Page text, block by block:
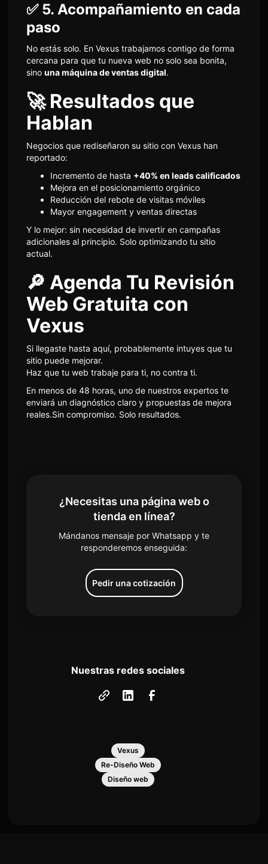
✅ 5. Acompañamiento en cada
paso
No estás solo. En Vexus trabajamos contigo de forma
cercana para que tu nueva web no solo sea bonita,
sino una máquina de ventas digital.
🚀 Resultados que
Hablan
Negocios que rediseñaron su sitio con Vexus han
reportado:
Incremento de hasta +40% en leads calificados
Mejora en el posicionamiento orgánico
Reducción del rebote de visitas móviles
Mayor engagement y ventas directas
Y lo mejor: sin necesidad de invertir en campañas
adicionales al principio. Solo optimizando tu sitio
actual.
🔎 Agenda Tu Revisión
Web Gratuita con
Vexus
Si llegaste hasta aquí, probablemente intuyes que tu
sitio puede mejorar.
Haz que tu web trabaje para ti, no contra ti.
En menos de 48 horas, uno de nuestros expertos te
enviará un diagnóstico claro y propuestas de mejora
reales.Sin compromiso. Solo resultados.
¿Necesitas una página web o
tienda en línea?
Mándanos mensaje por Whatsapp y te
responderemos enseguida:
Pedir una cotización
Nuestras redes sociales
Vexus
Re-Diseño Web
Diseño web